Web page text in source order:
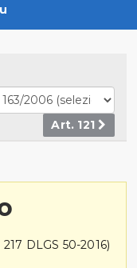
Art. 121
DLGS 50-2016)